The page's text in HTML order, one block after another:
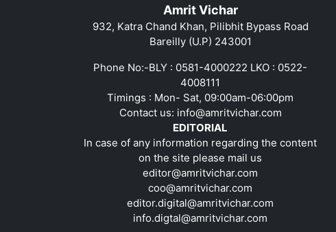
Amrit Vichar
932, Katra Chand Khan, Pilibhit Bypass Road
Bareilly (U.P) 243001
Phone No:-BLY : 0581-4000222 LKO : 0522-
4008111
Timings : Mon- Sat, 09:00am-06:00pm
Contact us: info@amritvichar.com
EDITORIAL
In case of any information regarding the content
on the site please mail us
editor@amritvichar.com
coo@amritvichar.com
editor.digital@amritvichar.com
info.digtal@amritvichar.com